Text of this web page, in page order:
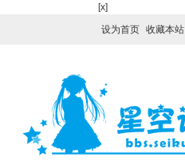
[x]
设为首页
收藏本站